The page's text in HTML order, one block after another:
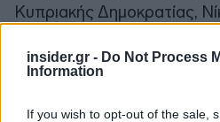
insider.gr - Do Not Process
Information
If you wish to opt-out of the sale,
Κυπριακής Δημοκρατίας,
Μακαριώτατο
και Πάσης Κύπρου Γεώργιο,